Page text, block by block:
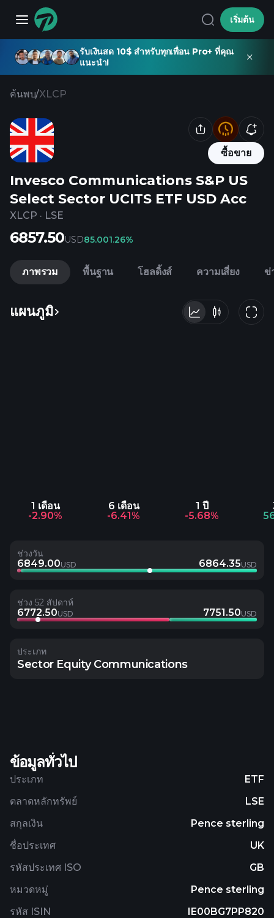
เริ่มต้น
รับเงินสด 10$ สำหรับทุกเพื่อน Pro+ ที่คุณ
แนะนำ!
ค้นพบ/XLCP
ซื้อขาย
Invesco Communications S&P US
Select Sector UCITS ETF USD Acc
XLCP · LSE
6857.50USD85.001.26%
ภาพรวม พื้นฐาน โฮลดิ้งส์ ความเสี่ยง ข่
แผนภูมิ
1 เดือน
-2.90%
6 เดือน
-6.41%
1 ปี
-5.68%
ช่วงวัน
6849.00USD 6864.35USD
ช่วง 52 สัปดาห์
6772.50USD 7751.50USD
ประเภท
Sector Equity Communications
ข้อมูลทั่วไป
ประเภท
ETF
ตลาดหลักทรัพย์
LSE
สกุลเงิน
Pence sterling
ชื่อประเทศ
UK
รหัสประเทศ ISO
GB
หมวดหมู่
Pence sterling
รหัส ISIN
IE00BG7PP820